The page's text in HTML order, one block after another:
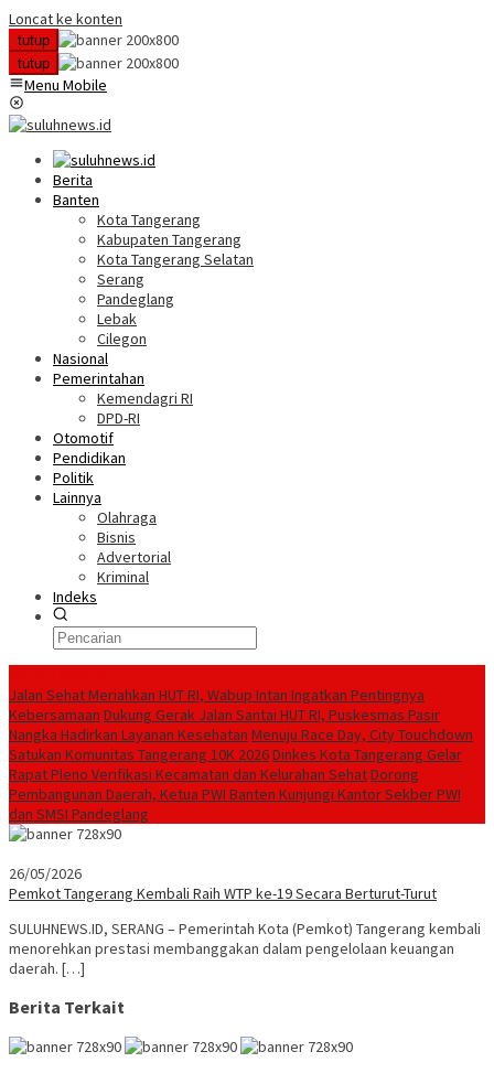
Loncat ke konten
tutup
tutup
Menu Mobile
Berita
Banten
Kota Tangerang
Kabupaten Tangerang
Kota Tangerang Selatan
Serang
Pandeglang
Lebak
Cilegon
Nasional
Pemerintahan
Kemendagri RI
DPD-RI
Otomotif
Pendidikan
Politik
Lainnya
Olahraga
Bisnis
Advertorial
Kriminal
Indeks
Jalan Sehat Meriahkan HUT RI, Wabup Intan Ingatkan Pentingnya
Kebersamaan Dukung Gerak Jalan Santai HUT RI, Puskesmas Pasir
Nangka Hadirkan Layanan Kesehatan Menuju Race Day, City Touchdown
Satukan Komunitas Tangerang 10K 2026Dinkes Kota Tangerang Gelar
Rapat Pleno Verifikasi Kecamatan dan Kelurahan SehatDorong
Pembangunan Daerah, Ketua PWI Banten Kunjungi Kantor Sekber PWI
dan SMSI Pandeglang
26/05/2026
Pemkot Tangerang Kembali Raih WTP ke-19 Secara Berturut-Turut
SULUHNEWS.ID, SERANG – Pemerintah Kota (Pemkot) Tangerang kembali
menorehkan prestasi membanggakan dalam pengelolaan keuangan
daerah. […]
Berita Terkait